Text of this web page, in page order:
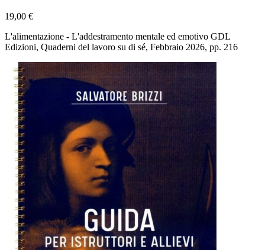
19,00 €
L'alimentazione - L'addestramento mentale ed emotivo GDL
Edizioni, Quaderni del lavoro su di sé, Febbraio 2026, pp. 216